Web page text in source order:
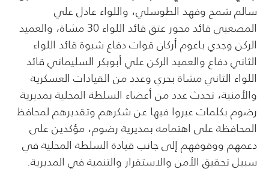
سالم شمح وفهد الطوسلي، واللواء عادل علي
المصعبي قائد محور عتق قائد اللواء 30 مشاة، والعميد
الركن وجدي باعوم أركان قوات دفاع شبوة قائد اللواء
الثاني دفاع والعميد الركن علي أبوبكر السليماني قائد
اللواء الثاني مشاة بحري وعدد من القيادات العسكرية
والأمنية، تحدث عدد من أعضاء السلطة المحلية بمديرية
رضوم بكلمات عبروا فيها عن شكرهم وتقديرهم لمحافظ
المحافظة على اهتمامه بمديرية رضوم، مؤكدين على
دعمهم ووقوفهم إلى جانب قيادة السلطة المحلية في
سبيل تحقيق الأمن والاستقرار والتنمية في المديرية.